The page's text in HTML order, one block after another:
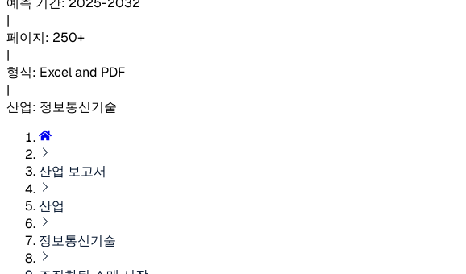
|
페이지: 250+
|
형식: Excel and PDF
|
산업: 정보통신기술
산업 보고서
산업
정보통신기술